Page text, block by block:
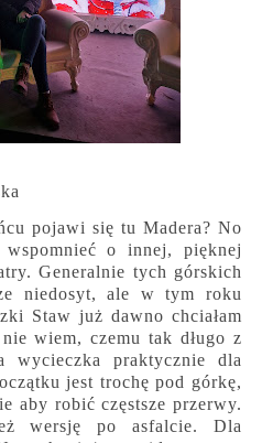
pojawi się tu Madera? No
wspomnieć o innej, pięknej
Generalnie tych górskich
niedosyt, ale w tym roku
Staw już dawno chciałam
wiem, czemu tak długo z
wycieczka praktycznie dla
jest trochę pod górkę,
aby robić częstsze przerwy.
wersję po asfalcie. Dla